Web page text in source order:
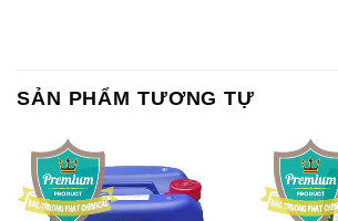
SẢN PHẨM TƯƠNG TỰ